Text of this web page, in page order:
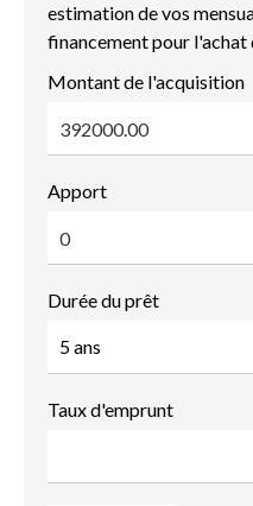
estimation de vos
financement pour l'achat
Montant de l'acquisition
Apport
Durée du prêt
Taux d'emprunt